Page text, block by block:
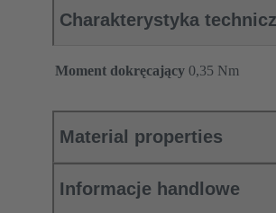
Charakterystyka
Moment dokręcający ‌0,35 Nm
Material properties
Informacje handlowe